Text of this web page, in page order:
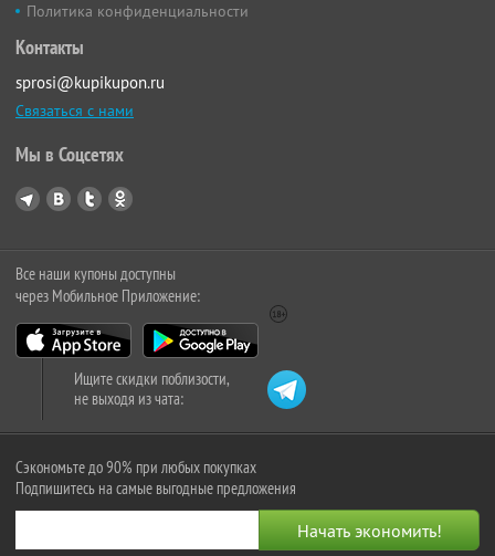
Политика конфиденциальности
Контакты
sprosi@kupikupon.ru
Связаться с нами
Мы в Соцсетях
Все наши купоны доступны
через Мобильное Приложение:
Ищите скидки поблизости,
не выходя из чата:
Сэкономьте до 90% при любых покупках
Подпишитесь на самые выгодные предложения